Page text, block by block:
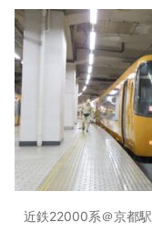
近鉄22000系＠京都駅